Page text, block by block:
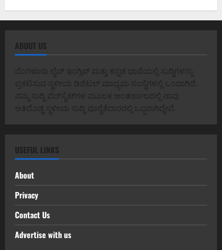
ABOUT US
ಬೆಂಗಳೂರು ಲೈವ್ ಇಂಗ್ಲಿಷ್ ಮತ್ತು ಕನ್ನಡ ಭಾಷೆಯಲ್ಲಿ ಸುದ್ದಿಗಳನ್ನು
ಪ್ರಕಟಿಸುವ ಸ್ಥಳೀಯ ಡಿಜಿಟಲ್ ಮಾಧ್ಯಮ ಸಂಸ್ಥೆಗಳಲ್ಲಿ ಒಂದಾಗಿದೆ.
ನಮ್ಮ ಸುದ್ದಿ ವೆಬ್‌ಸೈಟ್‌ಗಳ ಮೂಲಕ ಅಂತರ್ಜಾಲದಲ್ಲಿ ನಾವು
ಅತಿದೊಡ್ಡ ಸ್ಥಳೀಯ ಸುದ್ದಿ ಪೂರೈಕೆದಾರರಲ್ಲಿ ಒಬ್ಬರಾಗಿದ್ದೇವೆ.
USEFUL LINKS
About
Privacy
Contact Us
Advertise with us